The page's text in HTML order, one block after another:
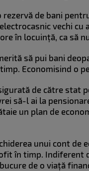
rezervă de bani
vechi
în locuință, ca să
să pui bani
Economisind o
de către
să-l ai la
un plan de
unui cont de
în timp. Indiferent
de o viață